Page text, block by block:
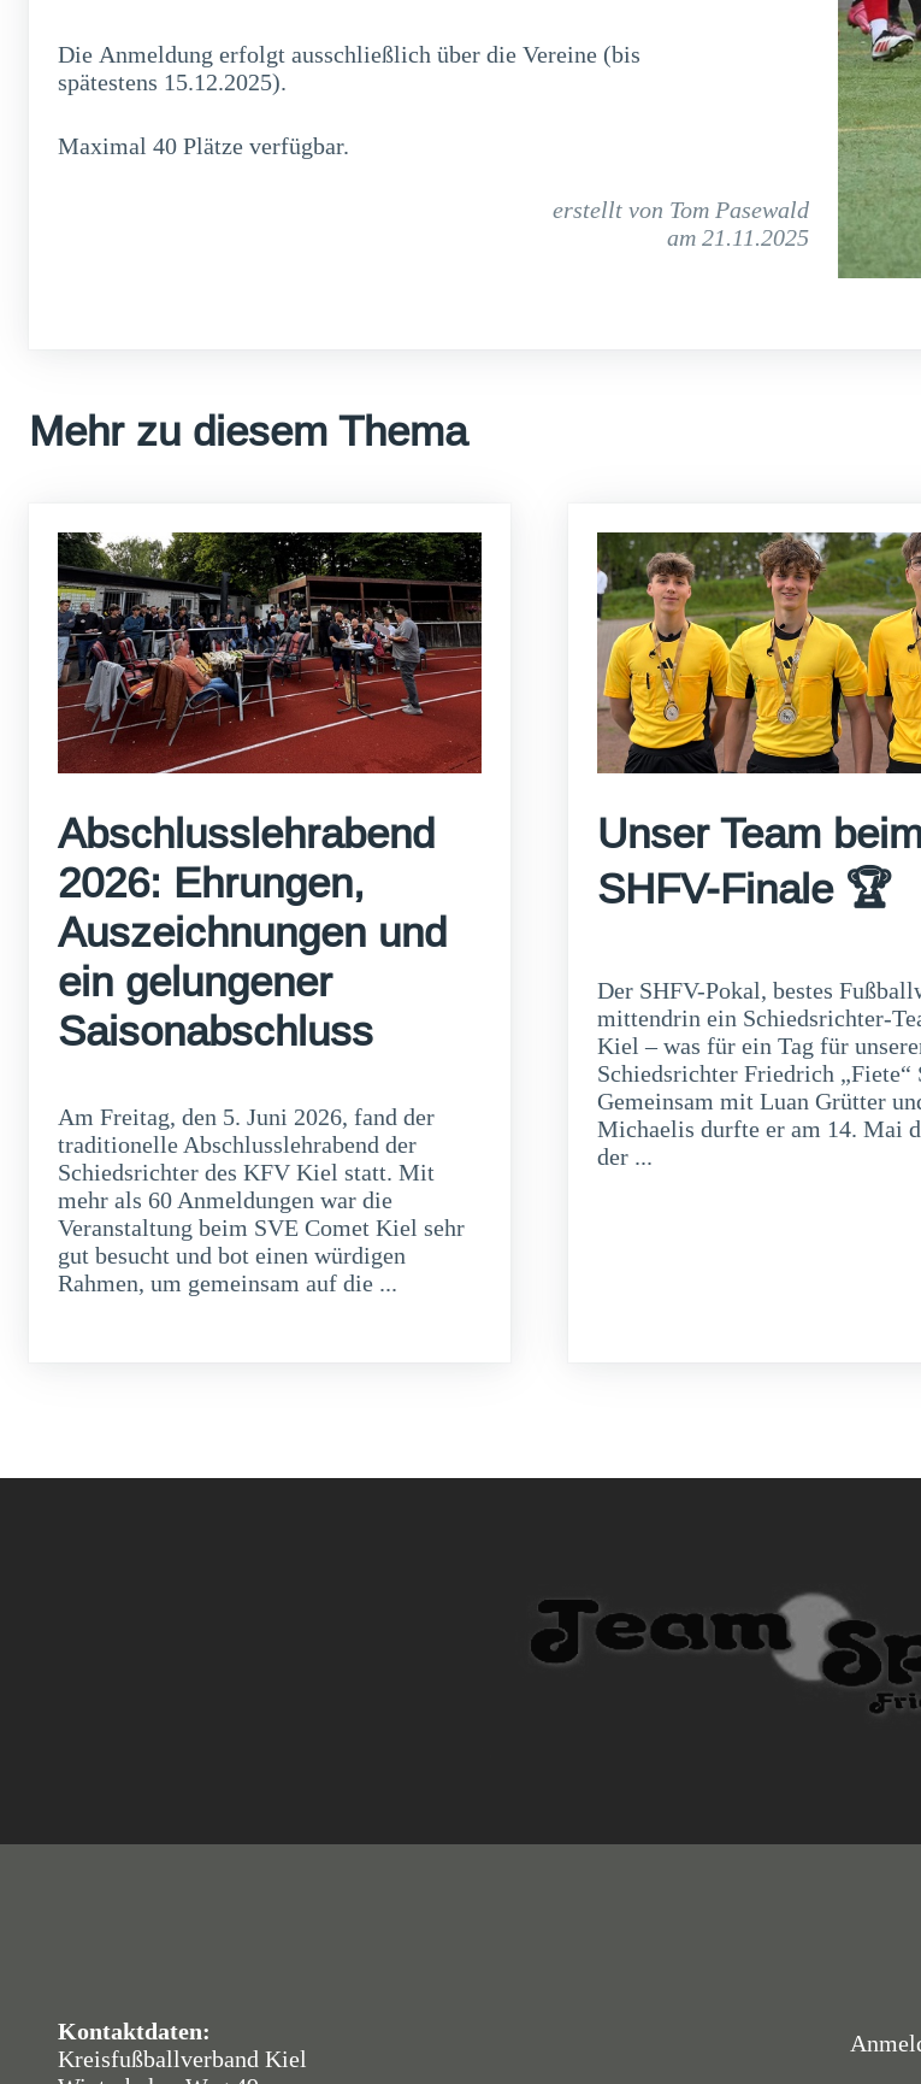
Die Anmeldung erfolgt ausschließlich über die Vereine (bis
spätestens 15.12.2025).
Maximal 40 Plätze verfügbar.
erstellt von Tom Pasewald
am 21.11.2025
Mehr zu diesem Thema
Abschlusslehrabend
2026: Ehrungen,
Auszeichnungen und
ein gelungener
Saisonabschluss
Am Freitag, den 5. Juni 2026, fand der
traditionelle Abschlusslehrabend der
Schiedsrichter des KFV Kiel statt. Mit
mehr als 60 Anmeldungen war die
Veranstaltung beim SVE Comet Kiel sehr
gut besucht und bot einen würdigen
Rahmen, um gemeinsam auf die ...
Unser Team
SHFV-Finale 🏆
Der SHFV-Pokal, bestes
mittendrin ein Schiedsrichter-
Kiel – was für ein Tag für
Schiedsrichter Friedrich „Fiete“
Gemeinsam mit Luan Grütter
Michaelis durfte er am 14. Mai
der ...
Kontaktdaten:
Kreisfußballverband Kiel